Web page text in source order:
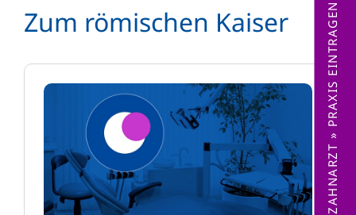
Zum römischen Kaiser ZAHNARZT » PRAXIS EINTRAGEN